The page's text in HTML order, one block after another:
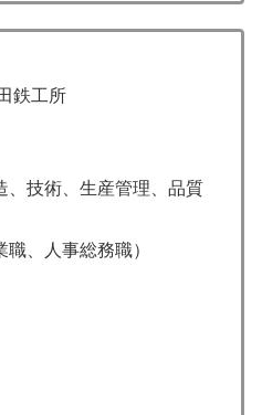
鉄工所
、技術、生産管理、品質
、人事総務職）